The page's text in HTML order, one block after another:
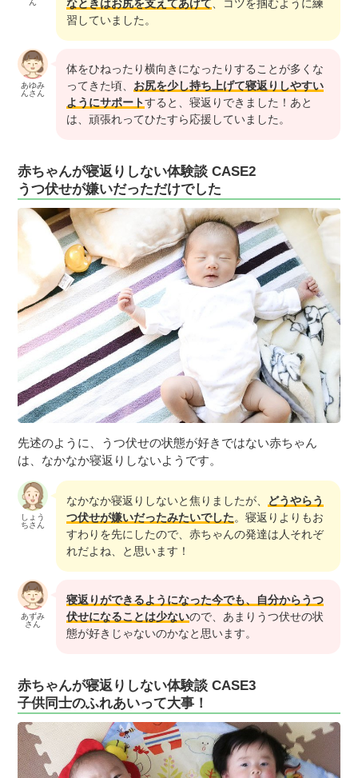
ん なときはお尻を支えてあげて、コツを掴むように練
習していました。
あゆみ
んさん
体をひねったり横向きになったりすることが多くな
ってきた頃、 お尻を少し持ち上げて寝返りしやすい
ようにサポートすると、寝返りできました！あと
は、頑張れってひたすら応援していました。
赤ちゃんが寝返りしない体験談 CASE2
うつ伏せが嫌いだっただけでした
先述のように、うつ伏せの状態が好きではない赤ちゃん
は、なかなか寝返りしないようです。
しょう
ちさん
なかなか寝返りしないと焦りましたが、 どうやらう
つ伏せが嫌いだったみたいでした。寝返りよりもお
すわりを先にしたので、赤ちゃんの発達は人それぞ
れだよね、と思います！
あずみ
さん
寝返りができるようになった今でも、自分からうつ
伏せになることは少ないので、あまりうつ伏せの状
態が好きじゃないのかなと思います。
赤ちゃんが寝返りしない体験談 CASE3
子供同士のふれあいって大事！